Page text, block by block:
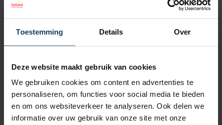
Toestemming Details Over
Deze website maakt gebruik van cookies
We gebruiken cookies om content en advertenties te
personaliseren, om functies voor social media te bieden
en om ons websiteverkeer te analyseren. Ook delen we
informatie over uw gebruik van onze site met onze